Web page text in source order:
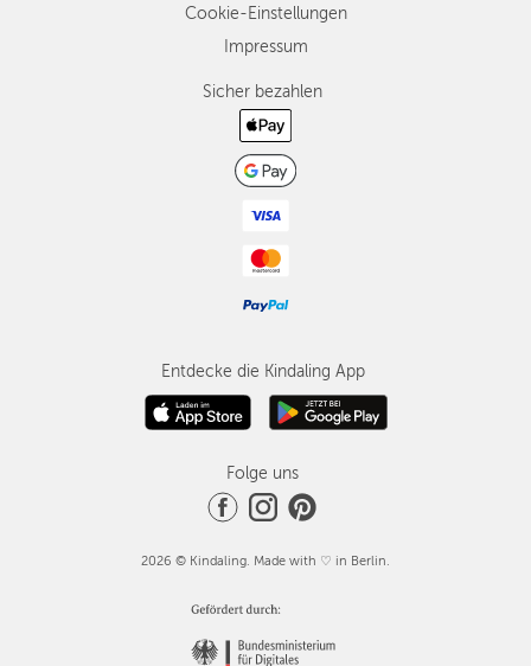
Cookie-Einstellungen
Impressum
Sicher bezahlen
Entdecke die Kindaling App
Folge uns
2026 © Kindaling. Made with ♡ in Berlin.